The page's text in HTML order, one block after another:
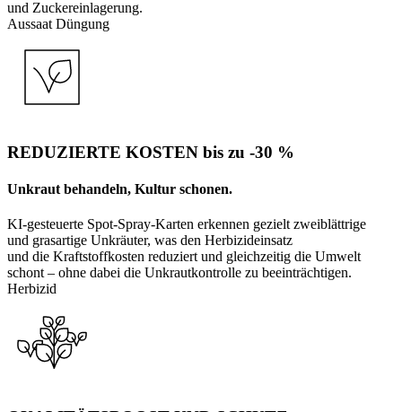
und Zuckereinlagerung.
Aussaat Düngung
REDUZIERTE KOSTEN bis zu -30 %
Unkraut behandeln, Kultur schonen.
KI-gesteuerte Spot-Spray-Karten erkennen gezielt zweiblättrige
und grasartige Unkräuter, was den Herbizideinsatz
und die Kraftstoffkosten reduziert und gleichzeitig die Umwelt
schont – ohne dabei die Unkrautkontrolle zu beeinträchtigen.
Herbizid